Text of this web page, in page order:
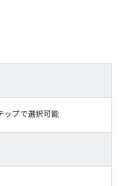
ップで選択可能